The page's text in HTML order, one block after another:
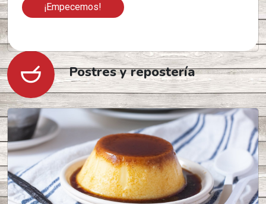
¡Empecemos!
Postres y repostería